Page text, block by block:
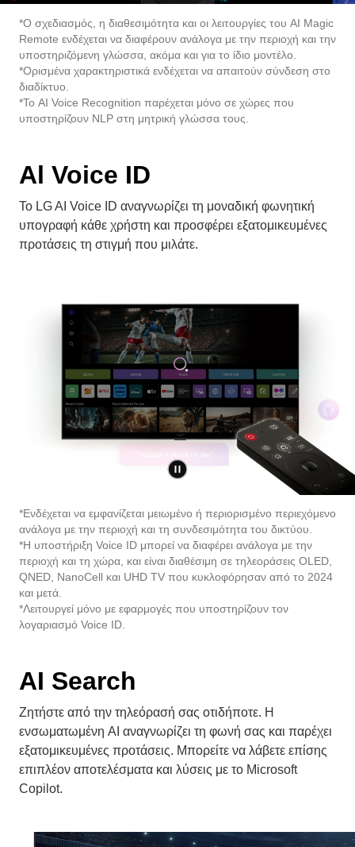
υποστηριζόμενη γλώσσα, ακόμα και για το ίδιο μοντέλο.
*Ορισμένα χαρακτηριστικά ενδέχεται να απαιτούν σύνδεση στο
διαδίκτυο.
*Το AI Voice Recognition παρέχεται μόνο σε χώρες που
υποστηρίζουν NLP στη μητρική γλώσσα τους.
Το LG AI Voice ID αναγνωρίζει τη μοναδική φωνητική
προτάσεις τη στιγμή που μιλάτε.
*Ενδέχεται να εμφανίζεται μειωμένο ή περιορισμένο περιεχόμενο
ανάλογα με την περιοχή και τη συνδεσιμότητα του δικτύου.
*Η υποστήριξη Voice ID μπορεί να διαφέρει ανάλογα με την
περιοχή και τη χώρα, και είναι διαθέσιμη σε τηλεοράσεις OLED,
QNED, NanoCell και UHD TV που κυκλοφόρησαν από το 2024
και μετά.
*Λειτουργεί μόνο με εφαρμογές που υποστηρίζουν τον
λογαριασμό Voice ID.
Ζητήστε από την τηλεόρασή σας οτιδήποτε. Η
εξατομικευμένες προτάσεις. Μπορείτε να λάβετε επίσης
επιπλέον αποτελέσματα και λύσεις με το Microsoft
Copilot.